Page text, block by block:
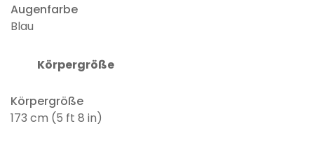
Augenfarbe
Blau
Körpergröße
Körpergröße
173 cm (5 ft 8 in)